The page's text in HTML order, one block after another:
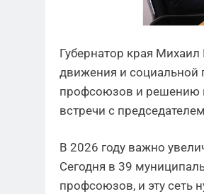
Губернатор края
движения и социальной
профсоюзов и решению
встречи с
В 2026 году важно
Сегодня в 39
профсоюзов, и эту сеть